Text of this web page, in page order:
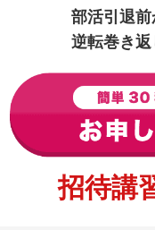
部活引退前
逆転巻き返
招待講